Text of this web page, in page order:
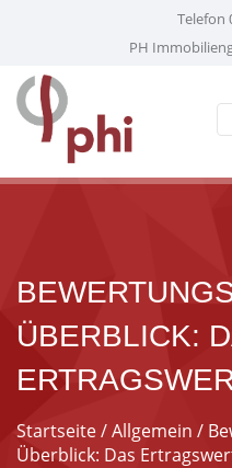
Telefon
PH
ÜBERBLICK:
Startseite/Allgemein /
Überblick: Das